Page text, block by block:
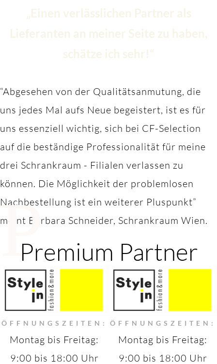
„Einen verlässlichen Partner als
Lieferanten an meiner Seite zu haben,
schätze ich sehr!“
“Abgesehen von der Qualitätsanmutung, die
uns jedes Mal aufs Neue begeistert, ist es für
uns essenziell wichtig, sich bei CF-Selection
auf die beständige Professionalität für meine
drei Schrankraum - Filialen verlassen zu
können. Die Möglichkeit der problemlosen
Nachbestellung ist ein weiterer Pluspunkt”
meint Barbara Schneider, Schrankraum Wien.
PPremium Partner
ÖFFNUNGSZEITEN:
Montag bis Freitag:
9:00 bis 18:00 Uhr
ÖFFNUNGSZEITEN:
Montag bis Freitag:
9:00 bis 18:00 Uhr